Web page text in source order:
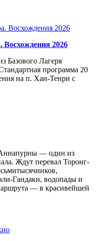
Восхождения 2026
Базового Лагеря
программа 20
на п. Хан-Тенри с
Аннапурны — один из
Ждут перевал Торонг-
Гандаки, водопады и
— в красивейшей